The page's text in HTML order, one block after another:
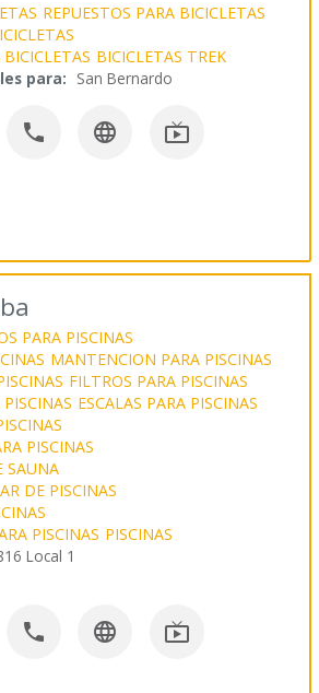
REPUESTOS PARA BICICLETAS
BICICLETAS BICICLETAS TREK
para: San Bernardo
  
PARA PISCINAS
MANTENCION PARA PISCINAS
FILTROS PARA PISCINAS
ESCALAS PARA PISCINAS
PISCINAS
SAUNA
DE PISCINAS
PISCINAS PISCINAS
Local 1
  